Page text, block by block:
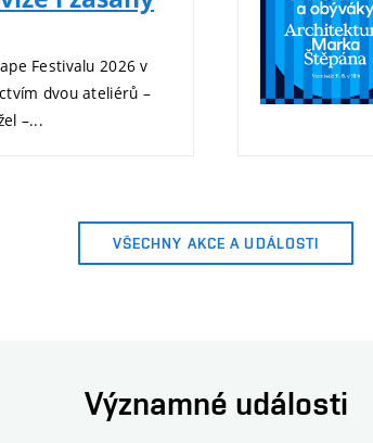
Festivalu 2026 v
dvou ateliérů –
–...
VŠECHNY AKCE A UDÁLOSTI
Významné události